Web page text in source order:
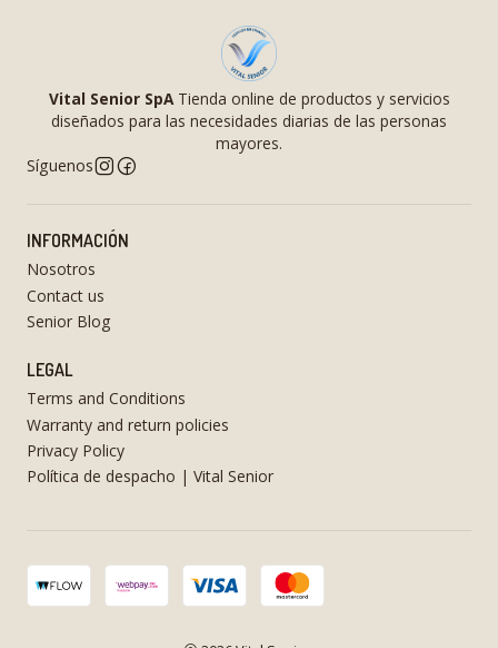
Vital Senior SpATienda online de productos y servicios
diseñados para las necesidades diarias de las personas
mayores.
Síguenos
INFORMACIÓN
Nosotros
Contact us
Senior Blog
LEGAL
Terms and Conditions
Warranty and return policies
Privacy Policy
Política de despacho | Vital Senior